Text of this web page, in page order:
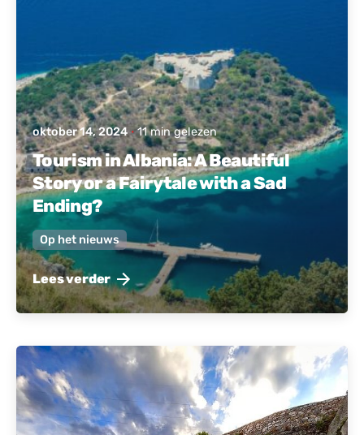
oktober 14, 2024 11 min gelezen
Tourism in Albania: A Beautiful
Story or a Fairytale with a Sad
Ending?
Op het nieuws
Lees verder
Gepost door
Actief Albanië